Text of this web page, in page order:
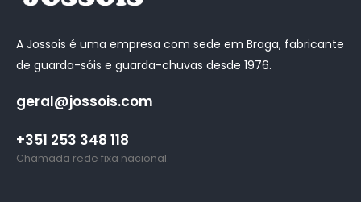
A Jossois é uma empresa com sede em Braga, fabricante
de guarda-sóis e guarda-chuvas desde 1976.
geral@jossois.com
+351 253 348 118
Chamada rede fixa nacional.